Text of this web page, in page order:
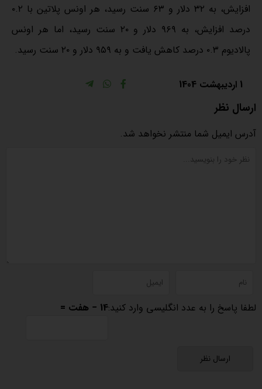
افزایش، به ۳۲ دلار و ۶۳ سنت رسید، هر اونس پلاتین با ۰.۲
درصد افزایش، به ۹۶۹ دلار و ۲۰ سنت رسید، اما هر اونس
پالادیوم ۰.۳ درصد کاهش یافت و به ۹۵۹ دلار و ۲۰ سنت رسید.
1 اردیبهشت 1404
ارسال نظر
آدرس ایمیل شما منتشر نخواهد شد.
لطفا پاسخ را به عدد انگلیسی وارد کنید:14 − هفت =